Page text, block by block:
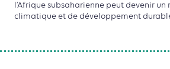
l’Afrique subsaharienne peut devenir un
climatique et de développement